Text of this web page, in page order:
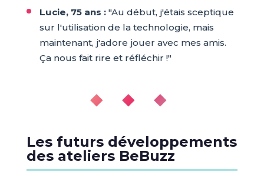
Lucie, 75 ans :"Au début, j'étais sceptique
sur l'utilisation de la technologie, mais
maintenant, j'adore jouer avec mes amis.
Ça nous fait rire et réfléchir !"
◆ ◆ ◆
Les futurs développements
des ateliers BeBuzz